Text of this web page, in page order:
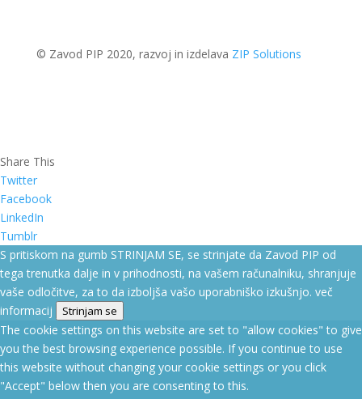
© Zavod PIP 2020, razvoj in izdelava ZIP Solutions
Share This
Twitter
Facebook
LinkedIn
Tumblr
S pritiskom na gumb STRINJAM SE, se strinjate da Zavod PIP od
tega trenutka dalje in v prihodnosti, na vašem računalniku, shranjuje
vaše odločitve, za to da izboljša vašo uporabniško izkušnjo. več
informacij
Strinjam se
The cookie settings on this website are set to "allow cookies" to give
you the best browsing experience possible. If you continue to use
this website without changing your cookie settings or you click
"Accept" below then you are consenting to this.